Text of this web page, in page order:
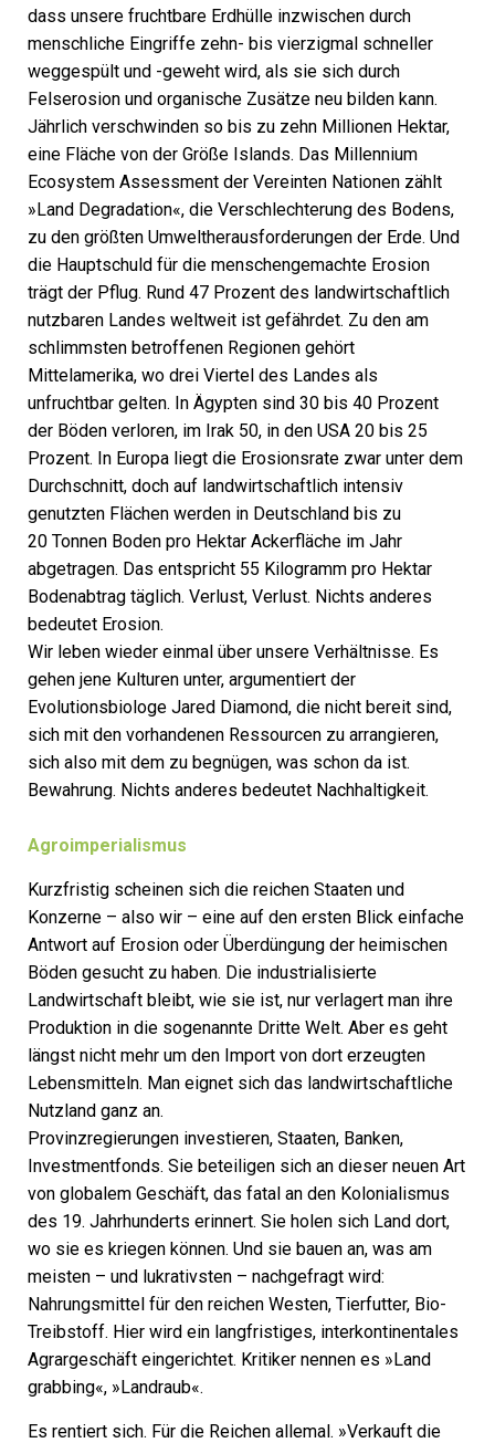
dass unsere fruchtbare Erdhülle inzwischen durch
menschliche Eingriffe zehn- bis vierzigmal schneller
weggespült und -geweht wird, als sie sich durch
Felserosion und organische Zusätze neu bilden kann.
Jährlich verschwinden so bis zu zehn Millionen Hektar,
eine Fläche von der Größe Islands. Das Millennium
Ecosystem Assessment der Vereinten Nationen zählt
»Land Degradation«, die Verschlechterung des Bodens,
zu den größten Umweltherausforderungen der Erde. Und
die Hauptschuld für die menschengemachte Erosion
trägt der Pflug. Rund 47 Prozent des landwirtschaftlich
nutzbaren Landes weltweit ist gefährdet. Zu den am
schlimmsten betroffenen Regionen gehört
Mittelamerika, wo drei Viertel des Landes als
unfruchtbar gelten. In Ägypten sind 30 bis 40 Prozent
der Böden verloren, im Irak 50, in den USA 20 bis 25
Prozent. In Europa liegt die Ero­sionsrate zwar unter dem
Durchschnitt, doch auf landwirtschaftlich intensiv
genutzten Flächen werden in Deutschland bis zu
20 Tonnen Boden pro Hektar Ackerfläche im Jahr
abgetragen. Das entspricht 55 Kilogramm pro Hektar
Bodenabtrag täglich. Verlust, ­Verlust. Nichts anderes
bedeutet Erosion.
Wir leben wieder einmal über unsere Verhältnisse. Es
gehen jene Kulturen unter, argumentiert der
Evolutionsbiologe Jared ­Diamond, die nicht bereit sind,
sich mit den vorhandenen Ressourcen zu arrangieren,
sich also mit dem zu begnügen, was schon da ist.
Bewahrung. Nichts anderes bedeutet Nachhaltigkeit.
Agroimperialismus
Kurzfristig scheinen sich die reichen Staaten und
Konzerne – also wir – eine auf den ersten Blick einfache
Antwort auf Erosion oder Überdüngung der heimischen
Böden gesucht zu haben. Die industrialisierte
Landwirtschaft bleibt, wie sie ist, nur verlagert man ihre
Produktion in die sogenannte Dritte Welt. Aber es geht
längst nicht mehr um den Import von dort erzeugten
Lebensmitteln. Man eignet sich das landwirtschaftliche
Nutzland ganz an.
Provinzregierungen investieren, Staaten, Banken,
Investmentfonds. Sie beteiligen sich an dieser neuen Art
von globalem Geschäft, das fatal an den Kolonialismus
des 19. Jahrhunderts erinnert. Sie holen sich Land dort,
wo sie es kriegen können. Und sie bauen an, was am
meisten – und lukrativsten – nachgefragt wird:
Nahrungsmittel für den reichen Westen, Tierfutter, Bio-
Treibstoff. Hier wird ein langfristiges, interkontinentales
Agrargeschäft eingerichtet. Kritiker nennen es »Land
grabbing«, »Landraub«.
Es rentiert sich. Für die Reichen allemal. »Verkauft die